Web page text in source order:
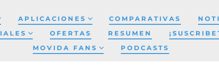
APLICACIONES COMPARATIVAS
OFERTAS RESUMEN
MOVIDA FANS
PODCASTS